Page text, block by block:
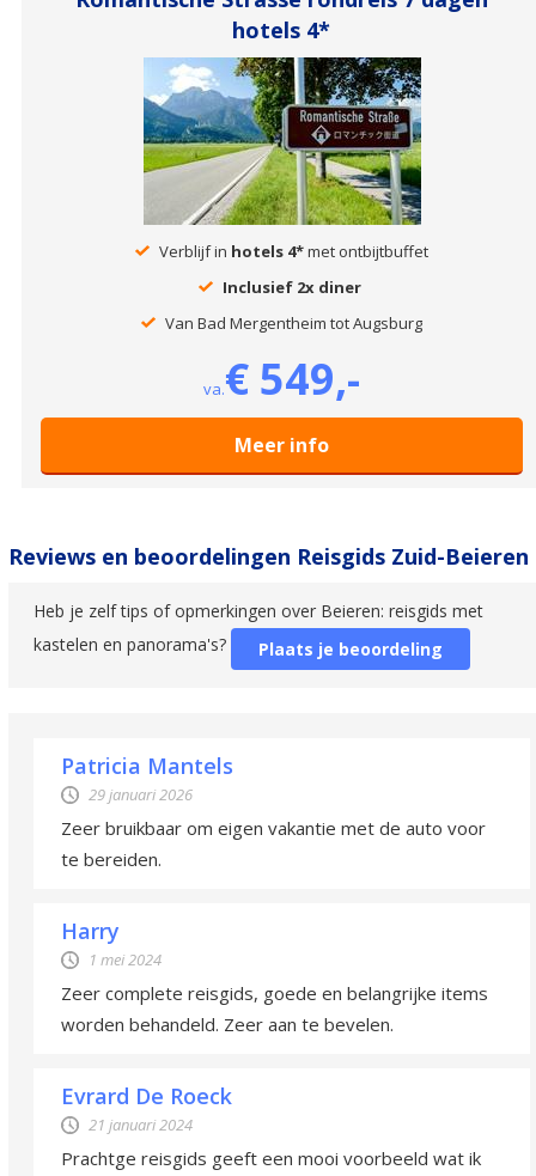
hotels 4*
Verblijf in hotels 4*met ontbijtbuffet
Inclusief 2x diner
Van Bad Mergentheim tot Augsburg
va.€ 549,-
Meer info
Reviews en beoordelingen Reisgids Zuid-Beieren
Heb je zelf tips of opmerkingen over Beieren: reisgids met
kastelen en panorama's?
Plaats je beoordeling
Patricia Mantels
29 januari 2026
Zeer bruikbaar om eigen vakantie met de auto voor
te bereiden.
Harry
1 mei 2024
Zeer complete reisgids, goede en belangrijke items
worden behandeld. Zeer aan te bevelen.
Evrard De Roeck
21 januari 2024
Prachtge reisgids geeft een mooi voorbeeld wat ik